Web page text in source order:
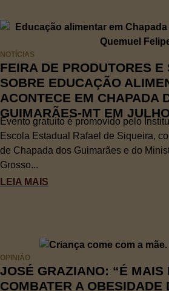
NOTÍCIAS
FEIRA DE PRODUTORES E
SOBRE EDUCAÇÃO
ACONTECE EM CHAPADA
GUIMARÃES-MT EM
Evento gratuito é promovido pelo
Escola Estadual Rafael de Siqueira,
de Chapada dos Guimarães e do
Grosso...
LEIA MAIS
OPINIÃO
JOSÉ GRAZIANO: “É MAIS
COMBATER A OBESIDADE